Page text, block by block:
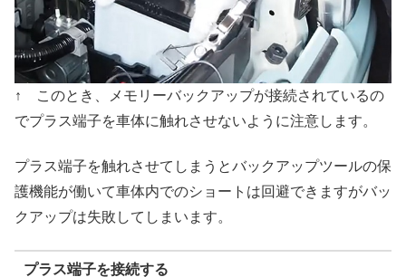
↑ このとき、メモリーバックアップが接続されているの
でプラス端子を車体に触れさせないように注意します。
プラス端子を触れさせてしまうとバックアップツールの保
護機能が働いて車体内でのショートは回避できますがバッ
クアップは失敗してしまいます。
プラス端子を接続する